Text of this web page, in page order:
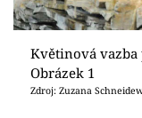
Květinová vazba
Obrázek 1
Zdroj: Zuzana